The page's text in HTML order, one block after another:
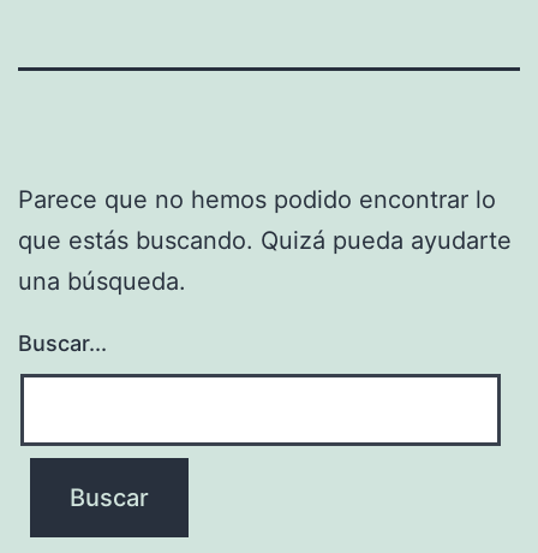
Parece que no hemos podido encontrar lo
que estás buscando. Quizá pueda ayudarte
una búsqueda.
Buscar...